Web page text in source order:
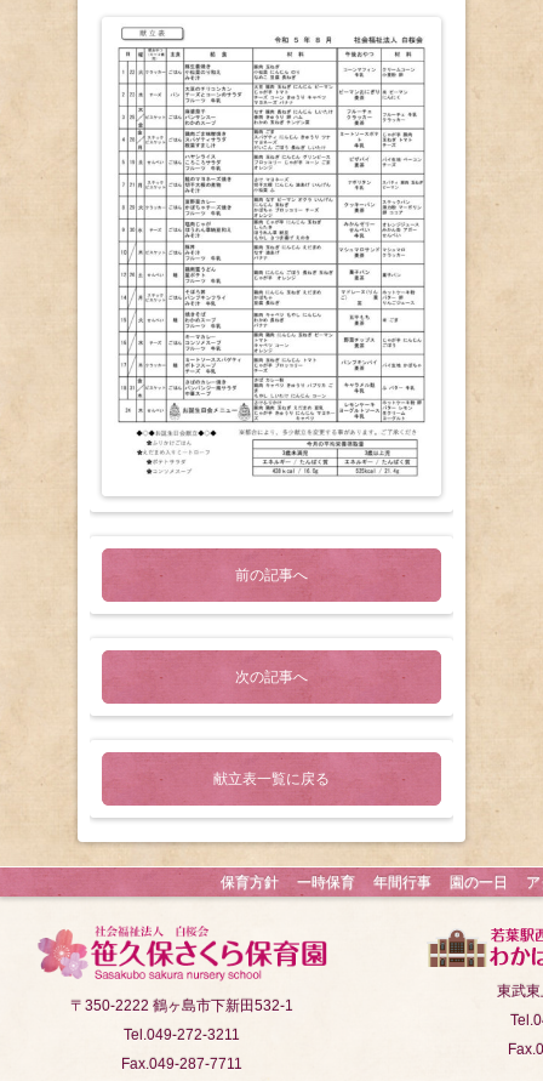
前の記事へ
次の記事へ
献立表一覧に戻る
保育方針 一時保育 年間行事 園の一日
〒350-2222 鶴ヶ島市下新田532-1
Tel.049-272-3211
Fax.049-287-7711
東武